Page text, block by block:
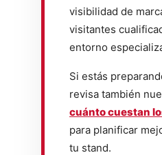
visibilidad de
visitantes
entorno
Si estás
revisa también
cuánto cuestan
para planificar
tu stand.